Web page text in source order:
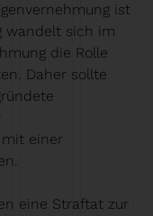
ist
wandelt sich im
die Rolle
Daher sollte
mit einer
eine Straftat zur